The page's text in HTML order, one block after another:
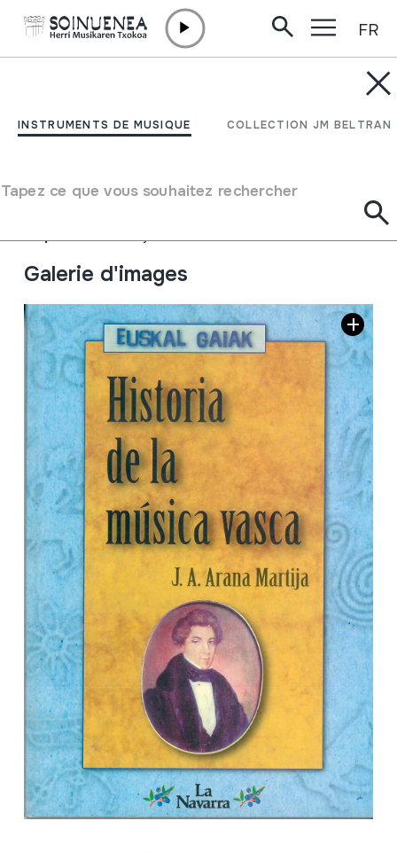
INSTRUMENTS DE MUSIQUE COLLECTION JM BELTRAN
Tapez ce que vous souhaitez rechercher
FR
Historia de la música
Type de collection Liburuak
Emplacement: Kaja marroiak3
Galerie d'images